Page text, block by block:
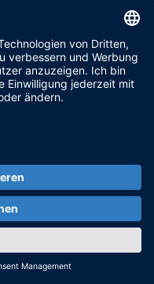
geben Ihnen
dSPACE HIL-
DEN HIL-